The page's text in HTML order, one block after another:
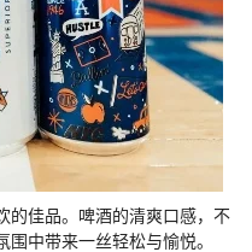
的佳品。啤酒的清爽口感，不
中带来一丝轻松与愉悦。